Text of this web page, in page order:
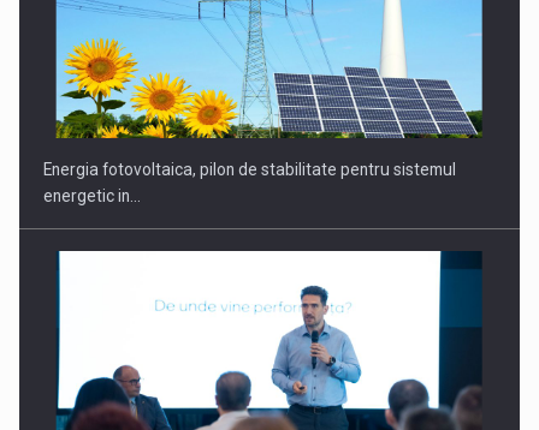
CEO Conference - Shaping The Future - Technology and…
Webinar - Business Evolution-RETHINK STRATEGY-Finantare
Investitii Digitalizare
Energia fotovoltaica, pilon de stabilitate pentru sistemul
energetic in…